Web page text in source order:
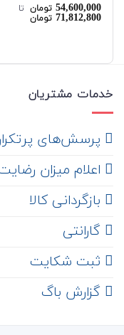
نمره5.00
از 5
54,600,000 تومان‌ تا ‌
71,812,800 تومان
خدمات مشتریان
‌ پرسش‌های پرتکرار
اعلام میزان
‌ بازگردانی کالا
گارانتی
ثبت شکایت
‌ گزارش باگ